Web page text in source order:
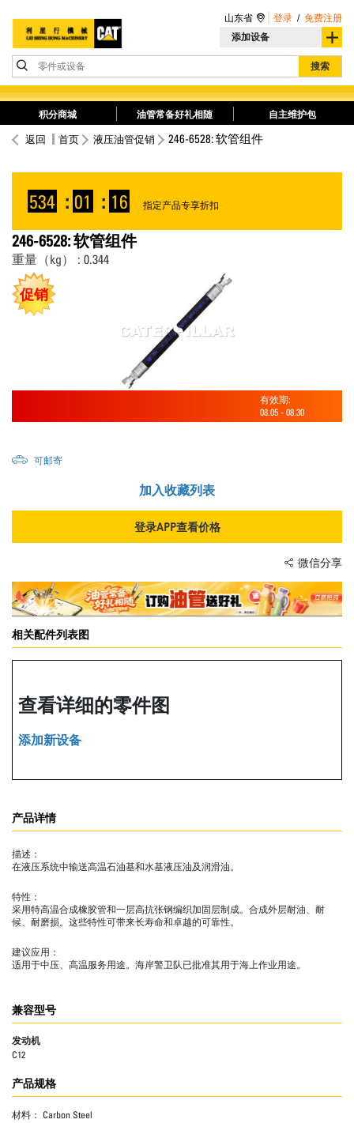
添加设备
零件或设备 搜索
山东省 登录 / 免费注册
积分商城 油管常备好礼相随 自主维护包
返回 首页 液压油管促销 246-6528: 软管组件
534 : 01 : 16 指定产品专享折扣
246-6528: 软管组件
重量（kg） : 0.344
促销
有效期:
08.05 - 08.30
可邮寄
加入收藏列表
登录APP查看价格
微信分享
相关配件列表图
查看详细的零件图
添加新设备
产品详情
描述：
在液压系统中输送高温石油基和水基液压油及润滑油。
特性：
采用特高温合成橡胶管和一层高抗张钢编织加固层制成。合成外层耐油、耐
候、耐磨损。这些特性可带来长寿命和卓越的可靠性。
建议应用：
适用于中压、高温服务用途。海岸警卫队已批准其用于海上作业用途。
兼容型号
发动机
C12
产品规格
材料： Carbon Steel